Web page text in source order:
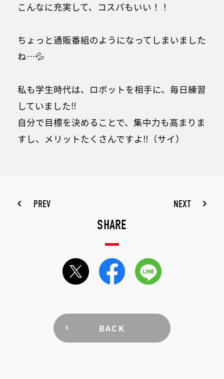
こんなに充実して、コスパもいい！！
ちょっと通販番組のようになってしまいました
ね…💦
私も学生時代は、ロボットを相手に、毎日練習
していました‼︎
自分で目標を決めることで、集中力も高まりま
すし、メリットたくさんですよ‼︎（サイ）
PREV NEXT
SHARE
BACK